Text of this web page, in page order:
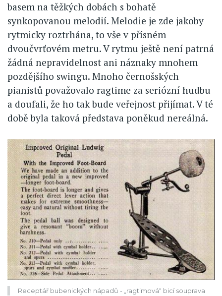
basem na těžkých dobách s bohatě
synkopovanou melodií. Melodie je zde jakoby
rytmicky roztrhána, to vše v přísném
dvoučvrťovém metru. V rytmu ještě není patrná
žádná nepravidelnost ani náznaky mnohem
pozdějšího swingu. Mnoho černošských
pianistů považovalo ragtime za seriózní hudbu
a doufali, že ho tak bude veřejnost přijímat. V té
době byla taková představa poněkud nereálná.
Receptář bubenických nápadů - „ragtimová“ bicí souprava